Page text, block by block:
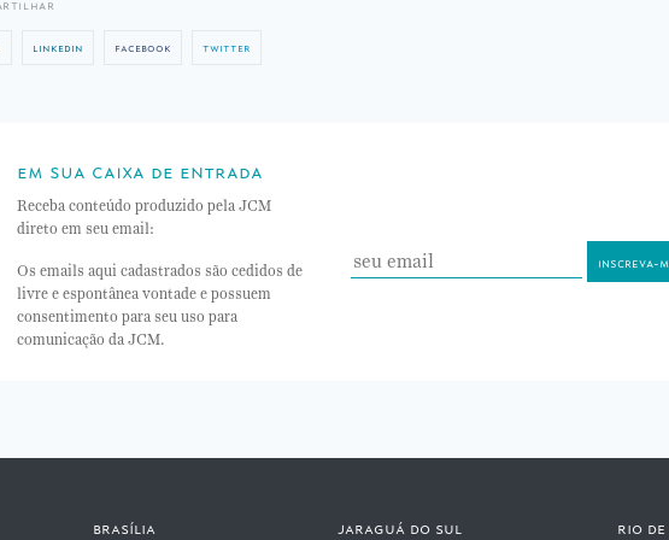
linkedin facebook twitter
em sua caixa de entrada
Receba conteúdo produzido pela JCM
direto em seu email:
Os emails aqui cadastrados são cedidos de
livre e espontânea vontade e possuem
consentimento para seu uso para
comunicação da JCM.
brasília jaraguá do sul rio